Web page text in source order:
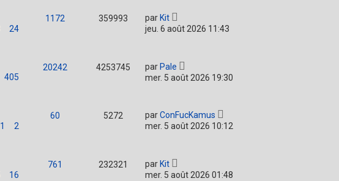
24
1172 359993 par Kit
jeu. 6 août 2026 11:43
405
20242 4253745 parPale
mer. 5 août 2026 19:30
1 2
60 5272 parConFucKamus
mer. 5 août 2026 10:12
16
761 232321 par Kit
mer. 5 août 2026 01:48